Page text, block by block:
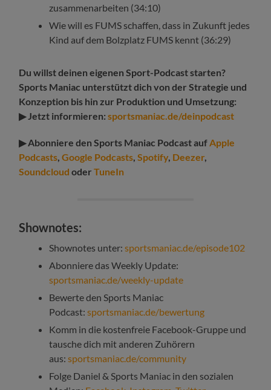
zusammenarbeiten (34:10)
Wie will es FUMS schaffen, dass in Zukunft jedes
Kind auf dem Bolzplatz FUMS kennt (36:29)
Du willst deinen eigenen Sport-Podcast starten?
Sports Maniac unterstützt dich von der Strategie und
Konzeption bis hin zur Produktion und Umsetzung:
▶ Jetzt informieren:sportsmaniac.de/deinpodcast
▶ Abonniere den Sports Maniac Podcast aufApple
Podcasts,Google Podcasts,Spotify, Deezer,
Soundcloud oderTuneIn
Shownotes:
Shownotes unter:sportsmaniac.de/episode102
Abonniere das Weekly Update:
sportsmaniac.de/weekly-update
Bewerte den Sports Maniac
Podcast:sportsmaniac.de/bewertung
Komm in die kostenfreie Facebook-Gruppe und
tausche dich mit anderen Zuhörern
aus:sportsmaniac.de/community
Folge Daniel & Sports Maniac in den sozialen